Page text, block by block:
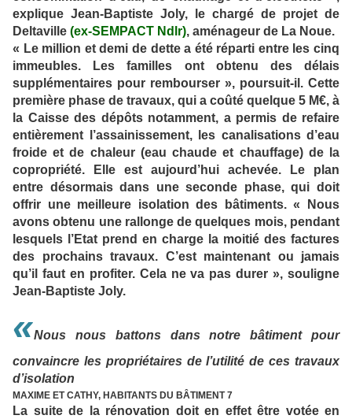
explique Jean-Baptiste Joly, le chargé de projet de
Deltaville (ex-SEMPACT Ndlr), aménageur de La Noue.
« Le million et demi de dette a été réparti entre les cinq
immeubles. Les familles ont obtenu des délais
supplémentaires pour rembourser », poursuit-il. Cette
première phase de travaux, qui a coûté quelque 5 M€, à
la Caisse des dépôts notamment, a permis de refaire
entièrement l’assainissement, les canalisations d’eau
froide et de chaleur (eau chaude et chauffage) de la
copropriété. Elle est aujourd’hui achevée. Le plan
entre désormais dans une seconde phase, qui doit
offrir une meilleure isolation des bâtiments. « Nous
avons obtenu une rallonge de quelques mois, pendant
lesquels l’Etat prend en charge la moitié des factures
des prochains travaux. C’est maintenant ou jamais
qu’il faut en profiter. Cela ne va pas durer », souligne
Jean-Baptiste Joly.
«Nous nous battons dans notre bâtiment pour
convaincre les propriétaires de l’utilité de ces travaux
d’isolation
MAXIME ET CATHY, HABITANTS DU BÂTIMENT 7
La suite de la rénovation doit en effet être votée en